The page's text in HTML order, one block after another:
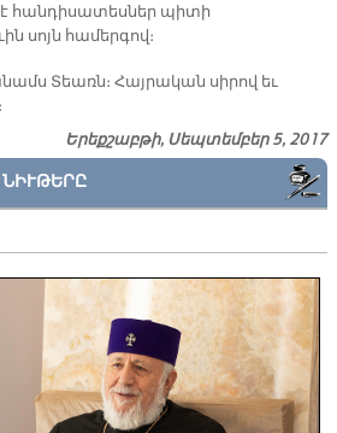
հանդիսատեսներ պիտի
սոյն համերգով։
Տեառն։ Հայրական սիրով եւ
Երեքշաբթի, Սեպտեմբեր 5, 2017